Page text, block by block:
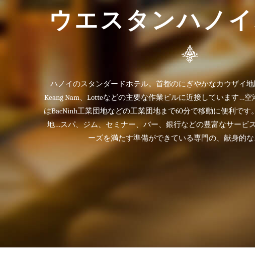
ウエスタンハノ
ハノイのスタンダードホテル。首都のにぎやかなカウザイ地
Keang Nam、Lotteなどの主要な作業ビルに近接しています…
はBacNinh工業団地などの工業団地まで60分で移動に便利です
地…スパ、ジム、セミナー、バー、銀行などの豊富なサービ
ーズを満たす準備ができている専門の、献身的な